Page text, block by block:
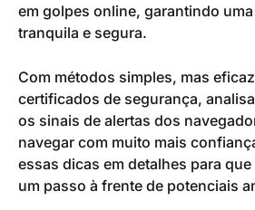
em golpes online, garantindo
tranquila e segura.
Com métodos simples, mas
certificados de segurança,
os sinais de alertas dos
navegar com muito mais
essas dicas em detalhes para
um passo à frente de potenciais